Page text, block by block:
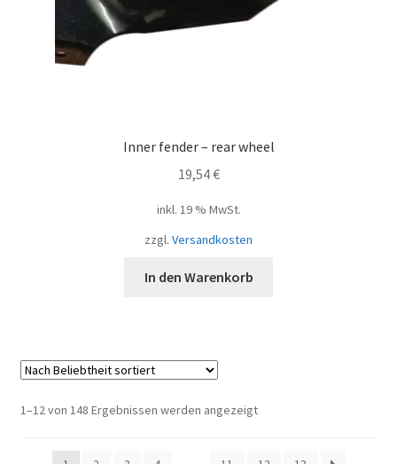
Inner fender – rear wheel
19,54€
inkl. 19 % MwSt.
zzgl. Versandkosten
In den Warenkorb
1–12 von 148 Ergebnissen werden angezeigtNach